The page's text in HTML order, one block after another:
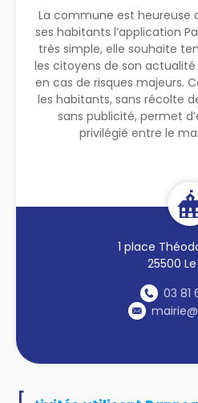
La commune est heureuse
ses habitants l’application
très simple, elle souhaite
les citoyens de son
en cas de risques majeurs.
les habitants, sans récolte
sans publicité, permet
privilégié entre le
1 place
25500
03 81